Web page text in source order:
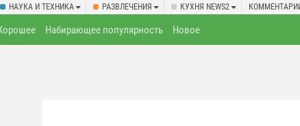
НАУКА И ТЕХНИКА РАЗВЛЕЧЕНИЯ КУХНЯ NEWS2
Набирающее популярность Новое